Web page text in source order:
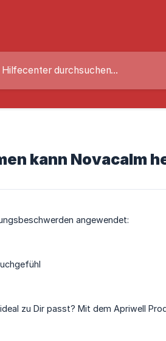
kann Novacalm
angewendet:
zu Dir passt? Mit dem Apriwell